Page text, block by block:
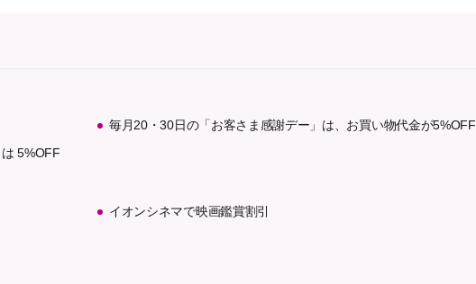
毎月20・30日の「お客さま感謝デー」は、お買い物代金が5%OFF
5%OFF
イオンシネマで映画鑑賞割引